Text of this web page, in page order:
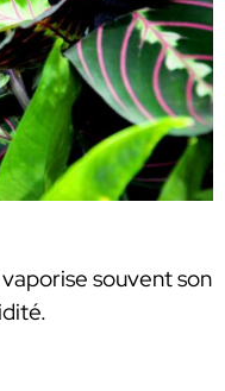
souvent son